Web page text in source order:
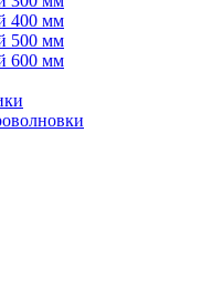
400 мм
500 мм
600 мм